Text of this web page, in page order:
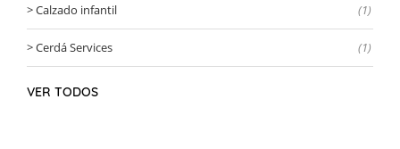
Calzado infantil (1)
Cerdá Services (1)
VER TODOS